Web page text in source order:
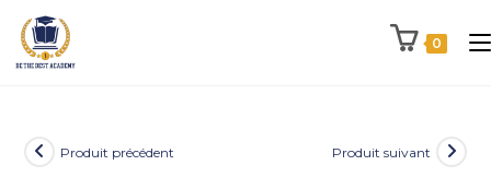
0
Produit précédent Produit suivant